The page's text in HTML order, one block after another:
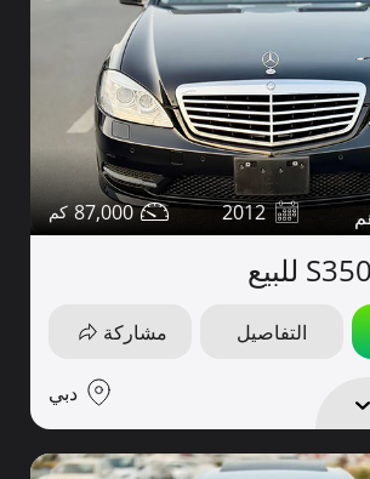
2012
87,000
التفاصيل مشاركة
دبي